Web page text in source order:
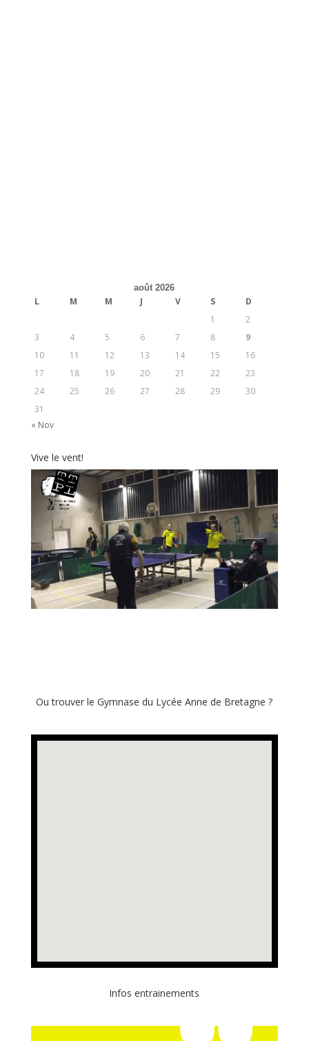
août 2026
L M M J V S
D
1
2
3
4 5 6 7 8
9
10
11 12 13 14 15
16
17
18 19 20 21 22
23
24
25 26 27 28 29
30
31
« Nov
Vive le vent!
Ou trouver le Gymnase du Lycée Anne de Bretagne ?
Infos entrainements